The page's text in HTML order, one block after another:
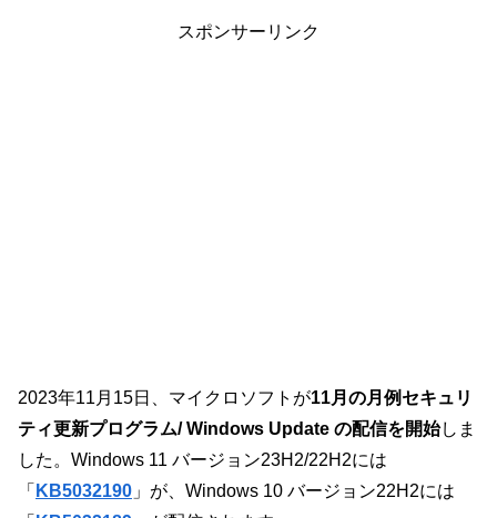
スポンサーリンク
2023年11月15日、マイクロソフトが11月の月例セキュリ
ティ更新プログラム/ Windows Update の配信を開始しま
した。Windows 11 バージョン23H2/22H2には
「 KB5032190 」が、Windows 10 バージョン22H2には